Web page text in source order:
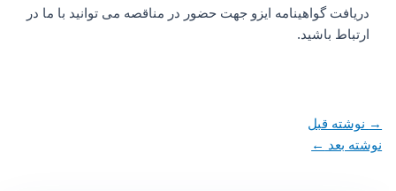
دریافت گواهینامه ایزو جهت حضور در مناقصه می توانید با ما در
ارتباط باشید.
→نوشته قبل
نوشته بعد←